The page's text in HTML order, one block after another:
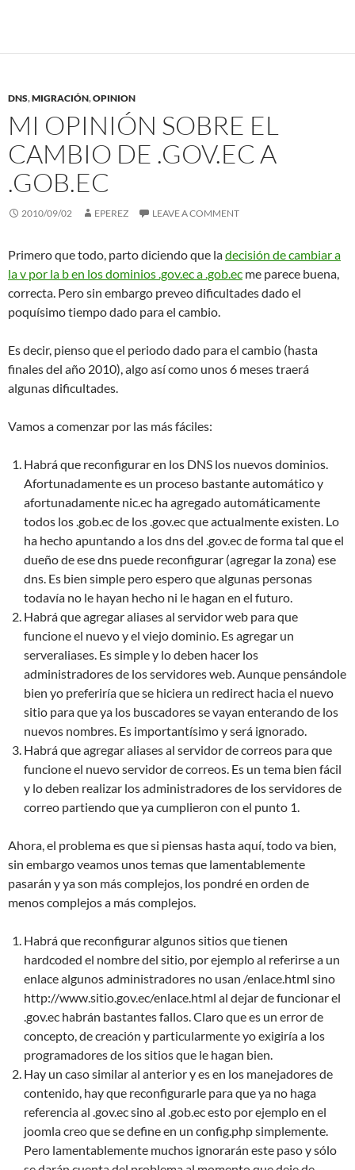
DNS,MIGRACIÓN,OPINION
MI OPINIÓN SOBRE EL
CAMBIO DE .GOV.EC A
.GOB.EC
2010/09/02 EPEREZ LEAVE A COMMENT
Primero que todo, parto diciendo que ladecisión de cambiar a
la v por la b en los dominios .gov.ec a .gob.ec me parece buena,
correcta. Pero sin embargo preveo dificultades dado el
poquísimo tiempo dado para el cambio.
Es decir, pienso que el periodo dado para el cambio (hasta
finales del año 2010), algo así como unos 6 meses traerá
algunas dificultades.
Vamos a comenzar por las más fáciles:
Habrá que reconfigurar en los DNS los nuevos dominios.
Afortunadamente es un proceso bastante automático y
afortunadamente nic.ec ha agregado automáticamente
todos los .gob.ec de los .gov.ec que actualmente existen. Lo
ha hecho apuntando a los dns del .gov.ec de forma tal que el
dueño de ese dns puede reconfigurar (agregar la zona) ese
dns. Es bien simple pero espero que algunas personas
todavía no le hayan hecho ni le hagan en el futuro.
Habrá que agregar aliases al servidor web para que
funcione el nuevo y el viejo dominio. Es agregar un
serveraliases. Es simple y lo deben hacer los
administradores de los servidores web. Aunque pensándole
bien yo preferiría que se hiciera un redirect hacia el nuevo
sitio para que ya los buscadores se vayan enterando de los
nuevos nombres. Es importantísimo y será ignorado.
Habrá que agregar aliases al servidor de correos para que
funcione el nuevo servidor de correos. Es un tema bien fácil
y lo deben realizar los administradores de los servidores de
correo partiendo que ya cumplieron con el punto 1.
Ahora, el problema es que si piensas hasta aquí, todo va bien,
sin embargo veamos unos temas que lamentablemente
pasarán y ya son más complejos, los pondré en orden de
menos complejos a más complejos.
Habrá que reconfigurar algunos sitios que tienen
hardcoded el nombre del sitio, por ejemplo al referirse a un
enlace algunos administradores no usan /enlace.html sino
http://www.sitio.gov.ec/enlace.html al dejar de funcionar el
.gov.ec habrán bastantes fallos. Claro que es un error de
concepto, de creación y particularmente yo exigiría a los
programadores de los sitios que le hagan bien.
Hay un caso similar al anterior y es en los manejadores de
contenido, hay que reconfigurarle para que ya no haga
referencia al .gov.ec sino al .gob.ec esto por ejemplo en el
joomla creo que se define en un config.php simplemente.
Pero lamentablemente muchos ignorarán este paso y sólo